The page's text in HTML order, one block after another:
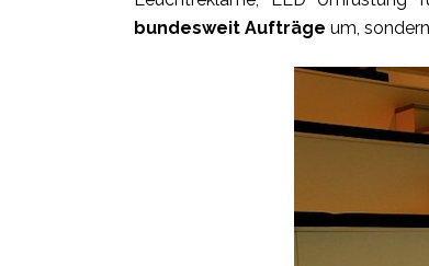
bundesweit Aufträge um,